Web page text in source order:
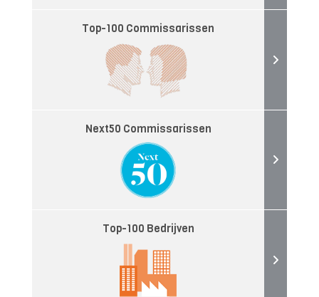
Top-100 Commissarissen
Next50 Commissarissen
Top-100 Bedrijven